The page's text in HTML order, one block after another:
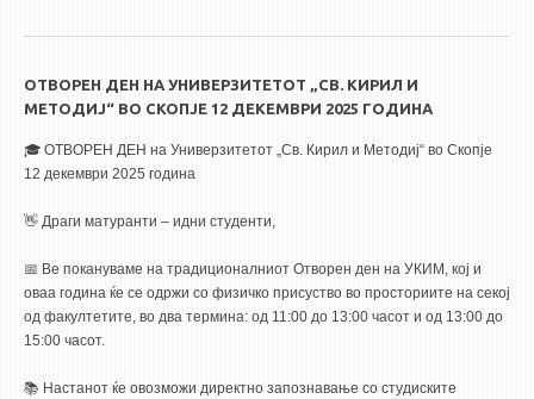
ОТВОРЕН ДЕН НА УНИВЕРЗИТЕТОТ „СВ. КИРИЛ И
МЕТОДИЈ“ ВО СКОПЈЕ 12 ДЕКЕМВРИ 2025 ГОДИНА
🎓 ОТВОРЕН ДЕН на Универзитетот „Св. Кирил и Методиј“ во Скопје
12 декември 2025 година
👋 Драги матуранти – идни студенти,
📅 Ве покануваме на традиционалниот Отворен ден на УКИМ, кој и
оваа година ќе се одржи со физичко присуство во просториите на секој
од факултетите, во два термина: од 11:00 до 13:00 часот и од 13:00 до
15:00 часот.
📚 Настанот ќе овозможи директно запознавање со студиските